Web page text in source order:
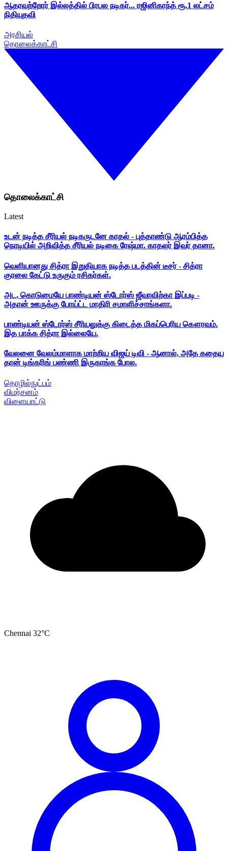
ஆதரவற்றோர் இல்லத்தில் பிரபல நடிகர்... ரஜினிகாந்த் ரூ.1 லட்சம்
நிதியுதவி
அரசியல்
தொலைக்காட்சி
தொலைக்காட்சி
Latest
உடன் நடித்த சீரியல் நடிகருடனே காதல் - புத்தாண்டு ஆரம்பித்த
நொடியில் அறிவித்த சீரியல் நடிகை ரேஷ்மா. காதலர் இவர் தானா.
வெளியானது சித்ரா இறுதியாக நடித்த படத்தின் டீசர் - சித்ரா
குரலை கேட்டு உருகும் ரசிகர்கள்.
அட, கொடுமையே பாண்டியன் ஸ்டோர்ஸ் ஜீவாவிற்கா இப்படி -
அதான் ஊருக்கு போய்ட்ட மாதிரி சமாளிச்சாங்களா.
பாண்டியன் ஸ்டோர்ஸ் சீரியலுக்கு கிடைத்த மிகப்பெரிய கௌரவம்.
இத பாக்க சித்ரா இல்லையே.
வேலனை வேலம்மாளாக மாற்றிய விஜய் டிவி - ஆனால், அதே கதைய
தான் டிங்கரிங் பண்ணி இருகாங்க போல.
தொழில்நுட்பம்
விமர்சனம்
விளையாட்டு
Chennai 32°C